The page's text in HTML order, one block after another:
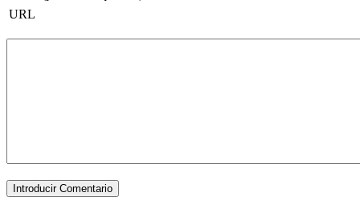
URL